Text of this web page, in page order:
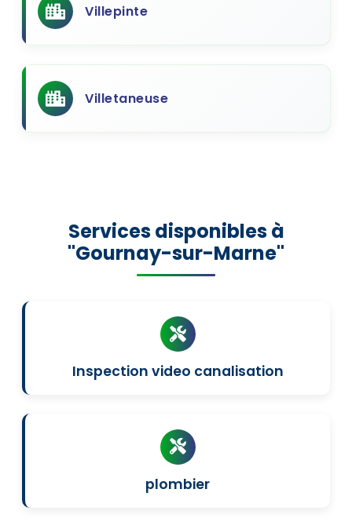
Villepinte
Villetaneuse
Services disponibles à
"Gournay-sur-Marne"
Inspection video canalisation
plombier